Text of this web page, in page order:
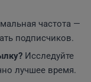
частота —
подписчиков.
Исследуйте
лучшее время.